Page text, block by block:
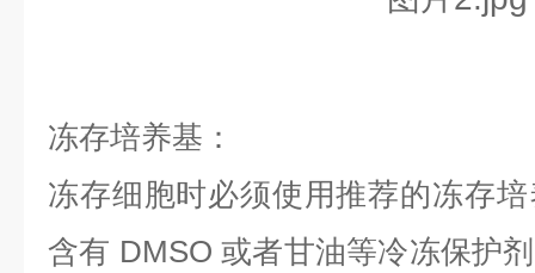
冻存培养基：
冻存细胞时必须使用推荐的冻存
含有 DMSO 或者甘油等冷冻保护